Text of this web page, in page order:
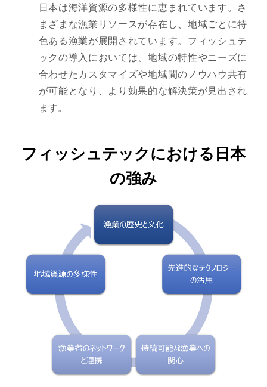
日本は海洋資源の多様性に恵まれています。さ
まざまな漁業リソースが存在し、地域ごとに特
色ある漁業が展開されています。フィッシュテ
ックの導入においては、地域の特性やニーズに
合わせたカスタマイズや地域間のノウハウ共有
が可能となり、より効果的な解決策が見出され
ます。
フィッシュテックにおける日本
の強み